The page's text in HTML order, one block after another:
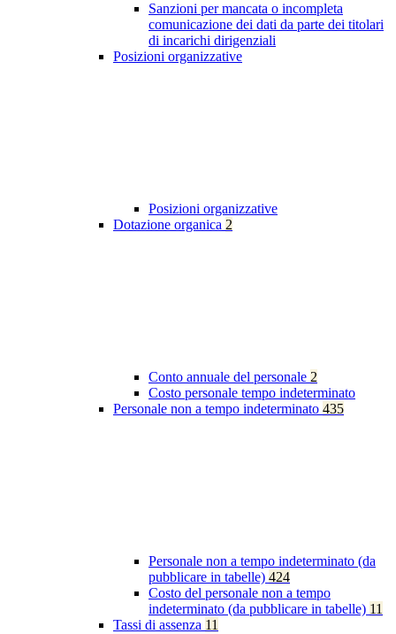
Sanzioni per mancata o incompleta
comunicazione dei dati da parte dei titolari
di incarichi dirigenziali
Posizioni organizzative
Posizioni organizzative
Dotazione organica 2
Conto annuale del personale 2
Costo personale tempo indeterminato
Personale non a tempo indeterminato 435
Personale non a tempo indeterminato (da
pubblicare in tabelle) 424
Costo del personale non a tempo
indeterminato (da pubblicare in tabelle) 11
Tassi di assenza 11